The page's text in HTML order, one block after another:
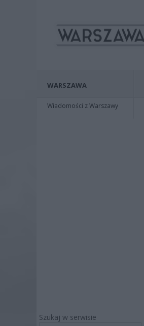
WARSZAWA
Wiadomości z Warszawy
Szukaj w serwisie